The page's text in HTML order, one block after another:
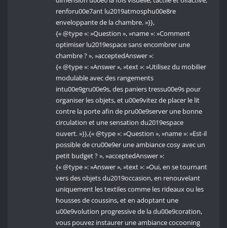
renforu00e7ant lu2019atmosphu00e8re
enveloppante de la chambre. »}},
{« @type »: »Question », »name »: »Comment
optimiser lu2019espace sans encombrer une
chambre ? », »acceptedAnswer »:
{« @type »: »Answer », »text »: »Utilisez du mobilier
modulable avec des rangements
intu00e9gru00e9s, des paniers tressu00e9s pour
organiser les objets, et u00e9vitez de placer le lit
contre la porte afin de pru00e9server une bonne
circulation et une sensation du2019espace
ouvert. »}},{« @type »: »Question », »name »: »Est-il
possible de cru00e9er une ambiance cosy avec un
petit budget ? », »acceptedAnswer »:
{« @type »: »Answer », »text »: »Oui, en se tournant
vers des objets du2019occasion, en renouvelant
uniquement les textiles comme les rideaux ou les
housses de coussins, et en adoptant une
u00e9volution progressive de la du00e9coration,
vous pouvez instaurer une ambiance cocooning